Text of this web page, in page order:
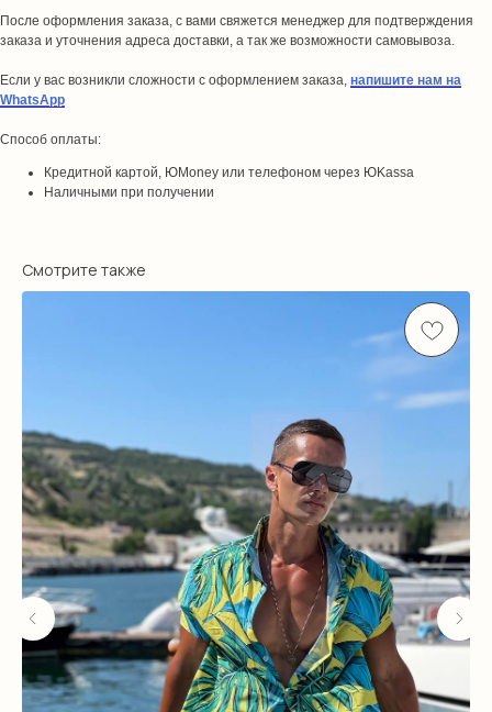
После оформления заказа, с вами свяжется менеджер для подтверждения
заказа и уточнения адреса доставки, а так же возможности самовывоза.
Если у вас возникли сложности с оформлением заказа, напишите нам на
WhatsApp
Способ оплаты:
Кредитной картой, ЮMoney или телефоном через ЮKassa
Наличными при получении
Смотрите также